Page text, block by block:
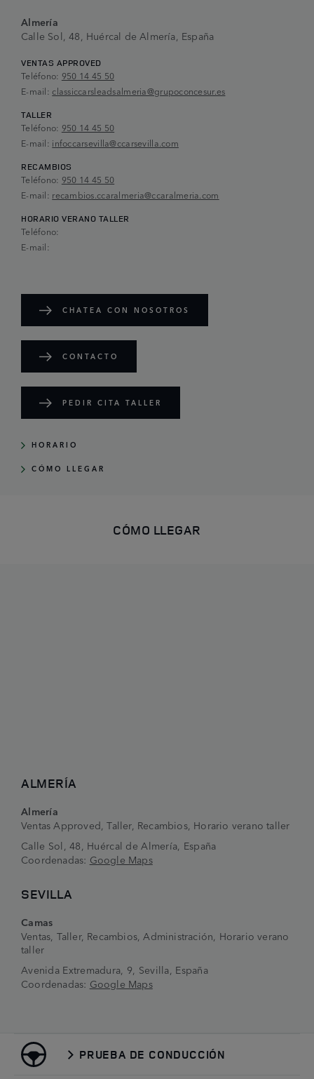
Almería
Calle Sol, 48, Huércal de Almería, España
VENTAS APPROVED
Teléfono: 950 14 45 50
E-mail: classiccarsleadsalmeria@grupoconcesur.es
TALLER
Teléfono: 950 14 45 50
E-mail: infoccarsevilla@ccarsevilla.com
RECAMBIOS
Teléfono: 950 14 45 50
E-mail: recambios.ccaralmeria@ccaralmeria.com
HORARIO VERANO TALLER
Teléfono:
E-mail:
CHATEA CON NOSOTROS
CONTACTO
PEDIR CITA TALLER
HORARIO
CÓMO LLEGAR
CÓMO LLEGAR
ALMERÍA
Almería
Ventas Approved, Taller, Recambios, Horario verano taller
Calle Sol, 48, Huércal de Almería, España
Coordenadas: Google Maps
SEVILLA
Camas
Ventas, Taller, Recambios, Administración, Horario verano
taller
Avenida Extremadura, 9, Sevilla, España
Coordenadas: Google Maps
PRUEBA DE CONDUCCIÓN